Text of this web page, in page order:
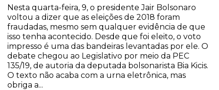
Nesta quarta-feira, 9, o presidente Jair Bolsonaro
voltou a dizer que as eleições de 2018 foram
fraudadas, mesmo sem qualquer evidência de que
isso tenha acontecido. Desde que foi eleito, o voto
impresso é uma das bandeiras levantadas por ele. O
debate chegou ao Legislativo por meio da PEC
135/19, de autoria da deputada bolsonarista Bia Kicis.
O texto não acaba com a urna eletrônica, mas
obriga a...